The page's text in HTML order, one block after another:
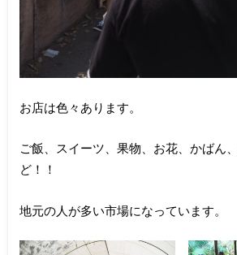
お店は色々あります。
ご飯、スイーツ、果物、お花、かばん
ど！！
地元の人が多い市場になっています。